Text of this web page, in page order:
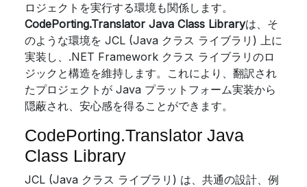
ロジェクトを実行する環境も関係します。
CodePorting.Translator Java Class Libraryは、そ
のような環境を JCL (Java クラス ライブラリ) 上に
実装し、.NET Framework クラス ライブラリのロ
ジックと構造を維持します。これにより、翻訳され
たプロジェクトが Java プラットフォーム実装から
隠蔽され、安心感を得ることができます。
CodePorting.Translator Java
Class Library
JCL (Java クラス ライブラリ) は、共通の設計、例